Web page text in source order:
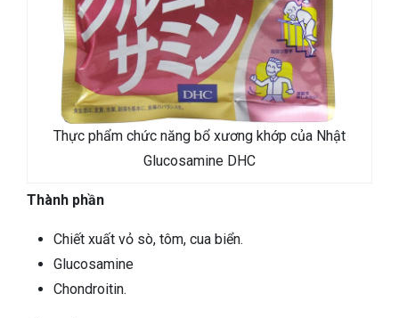
Thực phẩm chức năng bổ xương khớp của Nhật
Glucosamine DHC
Thành phần
Chiết xuất vỏ sò, tôm, cua biển.
Glucosamine
Chondroitin.